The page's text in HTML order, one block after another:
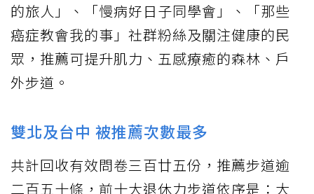
的旅人」、「慢病好日子同學會」、「那些
癌症教會我的事」社群粉絲及關注健康的民
眾，推薦可提升肌力、五感療癒的森林、戶
外步道。
雙北及台中 被推薦次數最多
共計回收有效問卷三百廿五份，推薦步道逾
二百五十條，前十大退休力步道依序是：大